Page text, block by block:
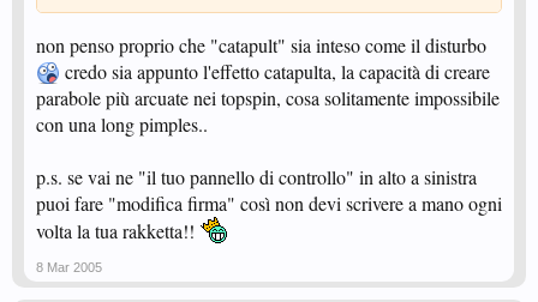
non penso proprio che "catapult" sia inteso come il disturbo
credo sia appunto l'effetto catapulta, la capacità di creare
parabole più arcuate nei topspin, cosa solitamente impossibile
con una long pimples..
p.s. se vai ne "il tuo pannello di controllo" in alto a sinistra
puoi fare "modifica firma" così non devi scrivere a mano ogni
volta la tua rakketta!!
8 Mar 2005